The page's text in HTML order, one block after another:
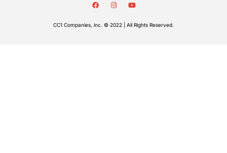
CC1 Companies, inc. © 2022 | All Rights Reserved.